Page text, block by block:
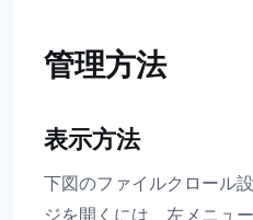
管理方法
表示方法
下図のファイルクロール
ジを開くには、左メニュ